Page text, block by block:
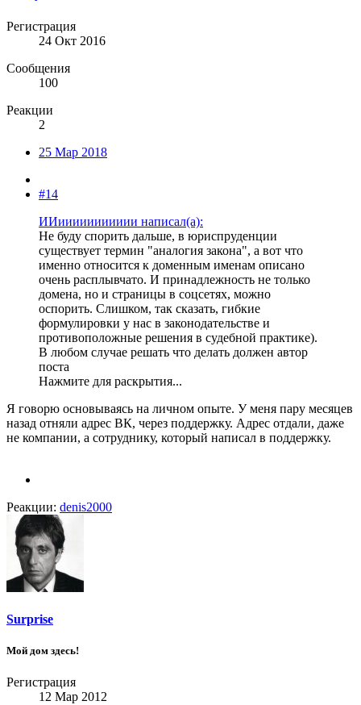
Регистрация
24 Окт 2016
Сообщения
100
Реакции
2
25 Мар 2018
#14
ИИиииииииииии написал(а):
Не буду спорить дальше, в юриспруденции
существует термин "аналогия закона", а вот что
именно относится к доменным именам описано
очень расплывчато. И принадлежность не только
домена, но и страницы в соцсетях, можно
оспорить. Слишком, так сказать, гибкие
формулировки у нас в законодательстве и
противоположные решения в судебной практике).
В любом случае решать что делать должен автор
поста
Нажмите для раскрытия...
Я говорю основываясь на личном опыте. У меня пару месяцев
назад отняли адрес ВК, через поддержку. Адрес отдали, даже
не компании, а сотруднику, который написал в поддержку.
Реакции: denis2000
Surprise
Мой дом здесь!
Регистрация
12 Мар 2012